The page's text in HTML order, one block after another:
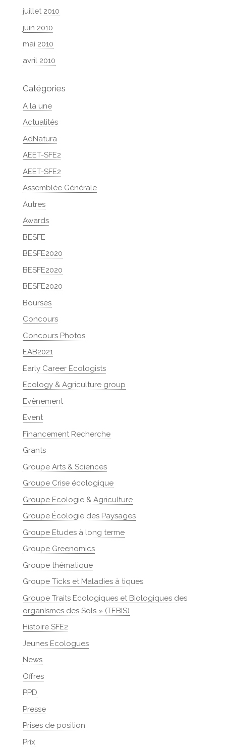
juillet 2010
juin 2010
mai 2010
avril 2010
Catégories
A la une
Actualités
AdNatura
AEET-SFE2
AEET-SFE2
Assemblée Générale
Autres
Awards
BESFE
BESFE2020
BESFE2020
BESFE2020
Bourses
Concours
Concours Photos
EAB2021
Early Career Ecologists
Ecology & Agriculture group
Evènement
Event
Financement Recherche
Grants
Groupe Arts & Sciences
Groupe Crise écologique
Groupe Ecologie & Agriculture
Groupe Écologie des Paysages
Groupe Etudes à long terme
Groupe Greenomics
Groupe thématique
Groupe Ticks et Maladies à tiques
Groupe Traits Ecologiques et Biologiques des
organIsmes des Sols » (TEBIS)
Histoire SFE2
Jeunes Ecologues
News
Offres
PPD
Presse
Prises de position
Prix